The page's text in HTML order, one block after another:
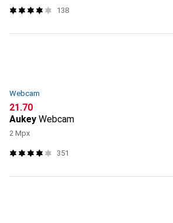
138
Webcam
CHF
21.70
Aukey Webcam
2 Mpx
351